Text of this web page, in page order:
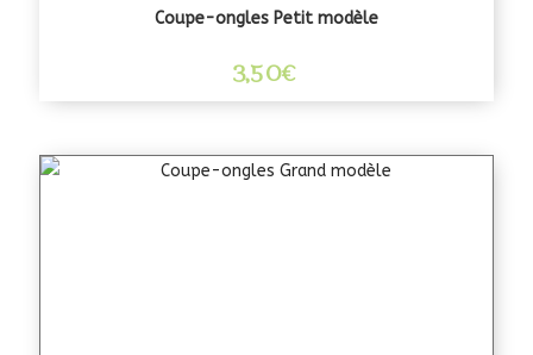
Coupe-ongles Petit modèle
3,50€